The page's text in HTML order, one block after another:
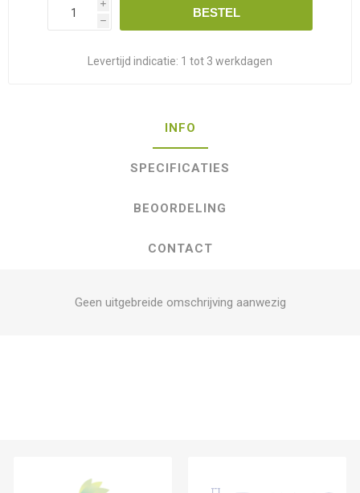
i
h
BESTEL
Levertijd indicatie: 1 tot 3 werkdagen
INFO
SPECIFICATIES
BEOORDELING
CONTACT
Geen uitgebreide omschrijving aanwezig